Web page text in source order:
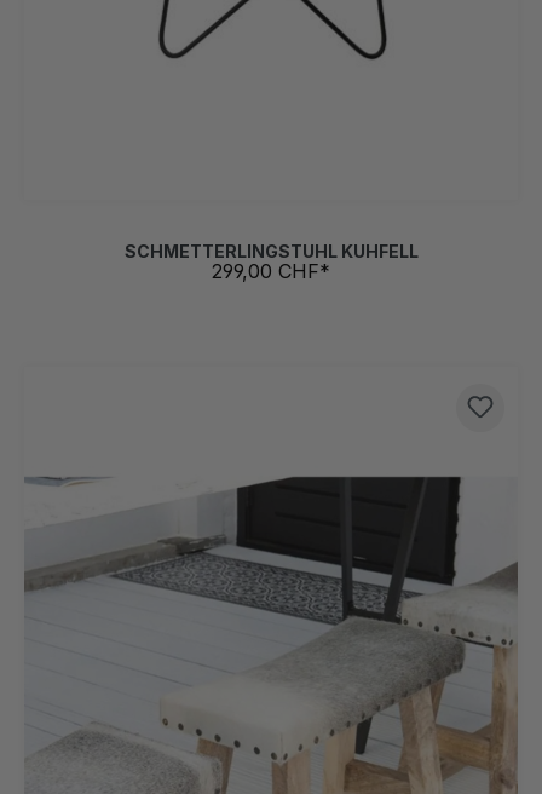
SCHMETTERLINGSTUHL KUHFELL
299,00 CHF*